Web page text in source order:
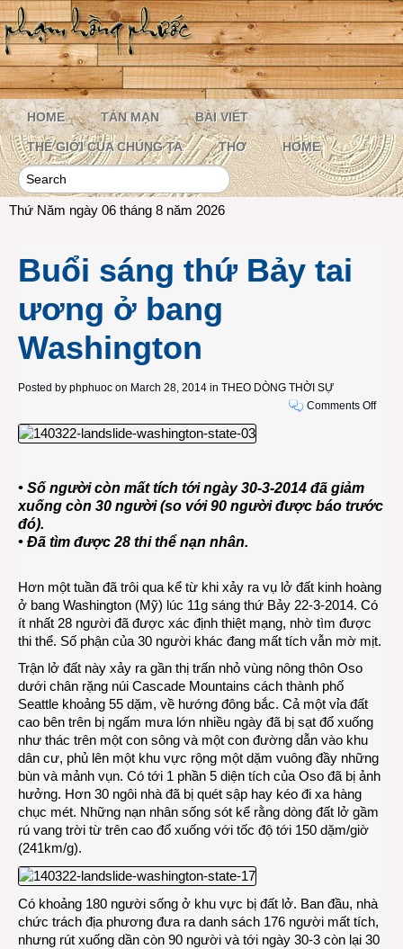
HOME TẢN MẠN BÀI VIẾT
THẾ GIỚI CỦA CHÚNG TA THƠ HOME
Thứ Năm ngày 06 tháng 8 năm 2026
Buổi sáng thứ Bảy tai
ương ở bang
Washington
Posted by phphuoc on March 28, 2014 in THEO DÒNG THỜI SỰ
Comments Offon
ương
• Số người còn mất tích tới ngày 30-3-2014 đã giảm
xuống còn 30 người (so với 90 người được báo trước
đó).
• Đã tìm được 28 thi thể nạn nhân.
Hơn một tuần đã trôi qua kể từ khi xảy ra vụ lở đất kinh hoàng
ở bang Washington (Mỹ) lúc 11g sáng thứ Bảy 22-3-2014. Có
ít nhất 28 người đã được xác định thiệt mạng, nhờ tìm được
thi thể. Số phận của 30 người khác đang mất tích vẫn mờ mịt.
Trận lở đất này xảy ra gần thị trấn nhỏ vùng nông thôn Oso
dưới chân rặng núi Cascade Mountains cách thành phố
Seattle khoảng 55 dặm, về hướng đông bắc. Cả một vỉa đất
cao bên trên bị ngấm mưa lớn nhiều ngày đã bị sạt đổ xuống
như thác trên một con sông và một con đường dẫn vào khu
dân cư, phủ lên một khu vực rộng một dặm vuông đầy những
bùn và mảnh vụn. Có tới 1 phần 5 diện tích của Oso đã bị ảnh
hưởng. Hơn 30 ngôi nhà đã bị quét sập hay kéo đi xa hàng
chục mét. Những nạn nhân sống sót kể rằng dòng đất lở gầm
rú vang trời từ trên cao đổ xuống với tốc độ tới 150 dặm/giờ
(241km/g).
Có khoảng 180 người sống ở khu vực bị đất lở. Ban đầu, nhà
chức trách địa phương đưa ra danh sách 176 người mất tích,
nhưng rút xuống dần còn 90 người và tới ngày 30-3 còn lại 30